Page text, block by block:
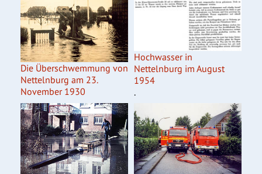
Die Überschwemmung von
Nettelnburg am 23.
November 1930
Hochwasser in
Nettelnburg im August
1954
.